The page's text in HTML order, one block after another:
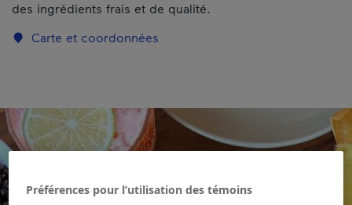
des ingrédients frais et de qualité.
Carte et coordonnées
Préférences pour l’utilisation des témoins